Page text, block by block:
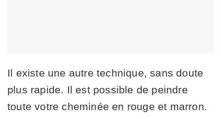
Il existe une autre technique, sans doute
plus rapide. Il est possible de peindre
toute votre cheminée en rouge et marron.